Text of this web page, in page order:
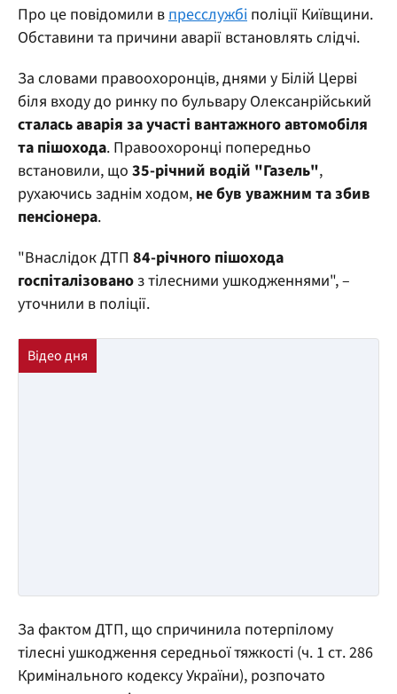
Про це повідомили в пресслужбі поліції Київщини.
Обставини та причини аварії встановлять слідчі.
За словами правоохоронців, днями у Білій Церві
біля входу до ринку по бульвару Олексанрійський
сталась аварія за участі вантажного автомобіля
та пішохода. Правоохоронці попередньо
встановили, що 35-річний водій "Газель",
рухаючись заднім ходом, не був уважним та збив
пенсіонера.
"Внаслідок ДТП 84-річного пішохода
госпіталізовано з тілесними ушкодженнями", –
уточнили в поліції.
За фактом ДТП, що спричинила потерпілому
тілесні ушкодження середньої тяжкості (ч. 1 ст. 286
Кримінального кодексу України), розпочато